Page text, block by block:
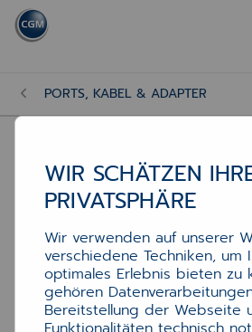
PORTS, KABEL & ADAPTER
WIR SCHÄTZEN
PRIVATSPHÄRE
Wir verwenden auf unserer
verschiedene Techniken, um
optimales Erlebnis bieten zu
gehören
Bereitstellung der Webseite